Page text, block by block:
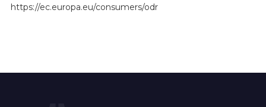
https://ec.europa.eu/consumers/odr